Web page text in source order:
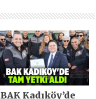
BAK Kadıköy’de